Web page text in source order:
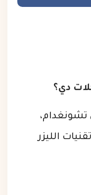
دي؟
تشونغدام،
الليزر